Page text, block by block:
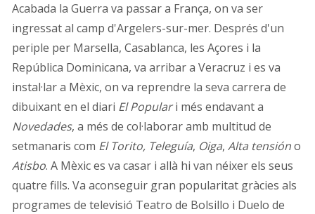
Acabada la Guerra va passar a França, on va ser
ingressat al camp d'Argelers-sur-mer. Després d'un
periple per Marsella, Casablanca, les Açores i la
República Dominicana, va arribar a Veracruz i es va
instal·lar a Mèxic, on va reprendre la seva carrera de
dibuixant en el diari El Populari més endavant a
Novedades, a més de col·laborar amb multitud de
setmanaris com El Torito, Teleguía, Oiga, Alta tensióno
Atisbo. A Mèxic es va casar i allà hi van néixer els seus
quatre fills. Va aconseguir gran popularitat gràcies als
programes de televisió Teatro de Bolsillo i Duelo de